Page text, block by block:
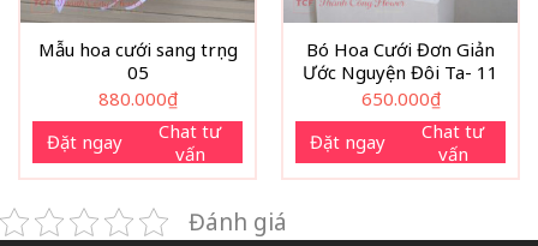
Mẫu hoa cưới sang trọng
05
880.000₫
Đặt ngay
Chat tư
vấn
Bó Hoa Cưới Đơn Giản
Ước Nguyện Đôi Ta- 11
650.000₫
Đặt ngay
Chat tư
vấn
Đánh giá